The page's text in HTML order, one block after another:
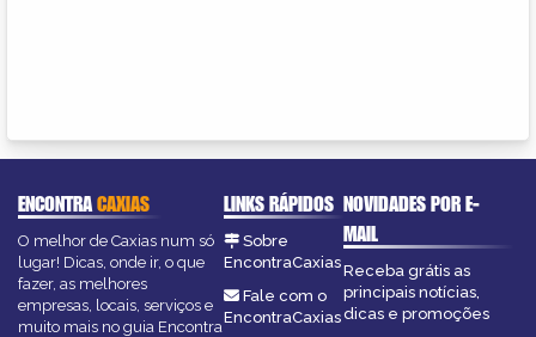
ENCONTRACAXIAS
O melhor de Caxias num só
lugar! Dicas, onde ir, o que
fazer, as melhores
empresas, locais, serviços e
muito mais no guia Encontra
LINKS RÁPIDOS
Sobre
EncontraCaxias
Fale com o
EncontraCaxias
NOVIDADES POR E-
MAIL
Receba grátis as
principais notícias,
dicas e promoções